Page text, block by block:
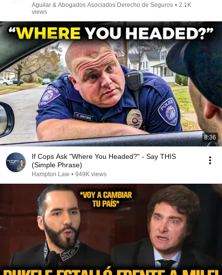
Aguilar & Abogados Asociados Derecho de Seguros • 2.1K
views
8:36
If Cops Ask "Where You Headed?" - Say THIS
(Simple Phrase)
Hampton Law • 949K views